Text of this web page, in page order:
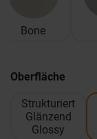
Bone
Oberfläche
Strukturiert
Glänzend
Glossy